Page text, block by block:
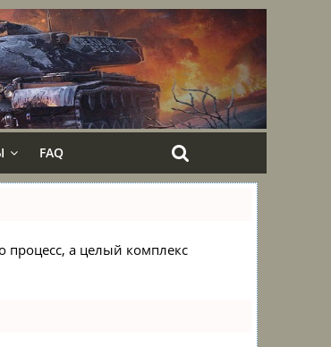
FAQ
процесс, а целый комплекс